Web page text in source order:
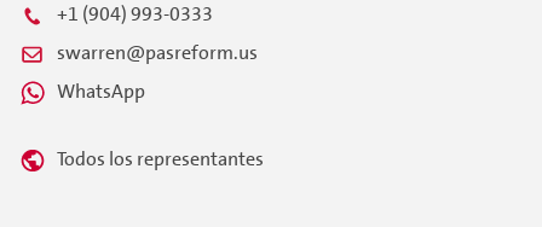
+1 (904) 993-0333
swarren@pasreform.us
WhatsApp
Todos los representantes